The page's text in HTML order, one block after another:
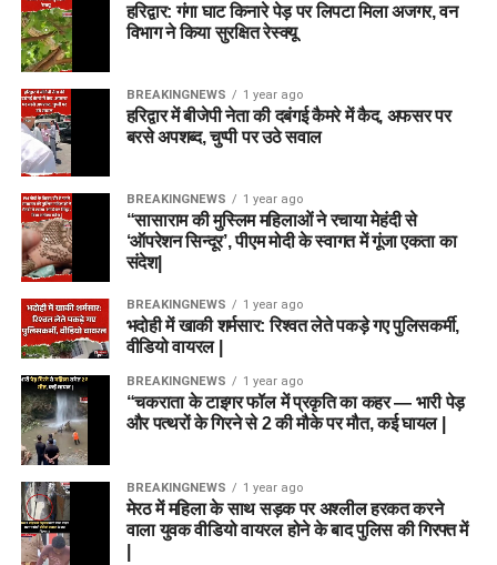
हरिद्वार: गंगा घाट किनारे पेड़ पर लिपटा मिला अजगर, वन
विभाग ने किया सुरक्षित रेस्क्यू
BREAKINGNEWS 1 year ago
हरिद्वार में बीजेपी नेता की दबंगई कैमरे में कैद, अफसर पर
बरसे अपशब्द, चुप्पी पर उठे सवाल
BREAKINGNEWS 1 year ago
“सासाराम की मुस्लिम महिलाओं ने रचाया मेहंदी से
‘ऑपरेशन सिन्दूर’, पीएम मोदी के स्वागत में गूंजा एकता का
संदेश|
BREAKINGNEWS 1 year ago
भदोही में खाकी शर्मसार: रिश्वत लेते पकड़े गए पुलिसकर्मी,
वीडियो वायरल |
BREAKINGNEWS 1 year ago
“चकराता के टाइगर फॉल में प्रकृति का कहर — भारी पेड़
और पत्थरों के गिरने से 2 की मौके पर मौत, कई घायल |
BREAKINGNEWS 1 year ago
मेरठ में महिला के साथ सड़क पर अश्लील हरकत करने
वाला युवक वीडियो वायरल होने के बाद पुलिस की गिरफ्त में